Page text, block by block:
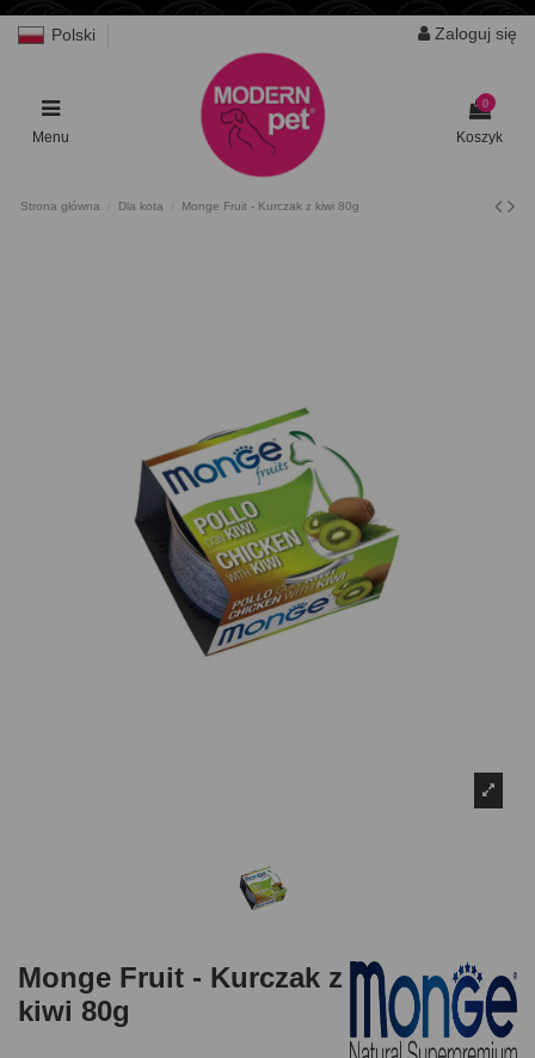
Polski Zaloguj się
Menu
0
Koszyk
Strona główna Dla kota Monge Fruit - Kurczak z kiwi 80g
Monge Fruit - Kurczak z
kiwi 80g